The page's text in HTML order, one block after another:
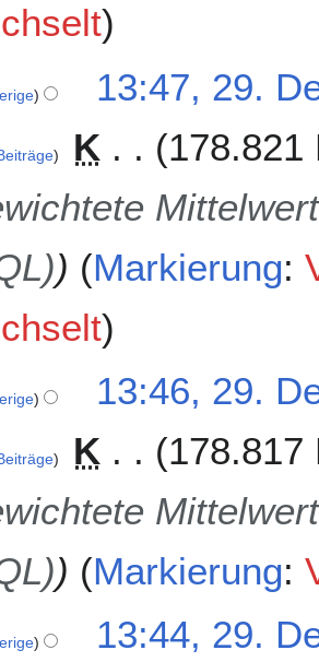
13:47, 29.
K
178.821
Markierung:
13:46, 29.
K
178.817
Markierung:
13:44, 29.